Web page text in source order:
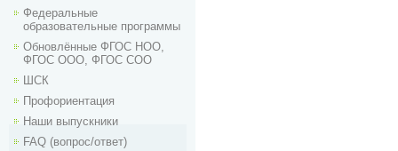
Федеральные
образовательные программы
Обновлённые ФГОС НОО,
ФГОС ООО, ФГОС СОО
ШСК
Профориентация
Наши выпускники
FAQ (вопрос/ответ)